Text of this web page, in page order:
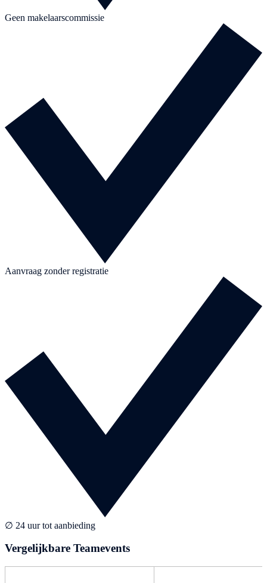
Geen makelaarscommissie
Aanvraag zonder registratie
∅ 24 uur tot aanbieding
Vergelijkbare Teamevents